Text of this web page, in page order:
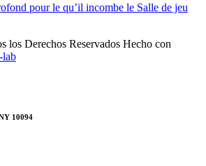
pour le qu’il incombe le Salle de jeu
los Derechos Reservados Hecho con
lab
10094